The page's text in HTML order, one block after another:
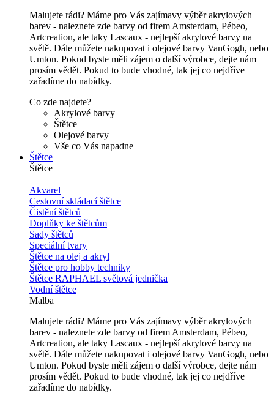
Malujete rádi? Máme pro Vás zajímavy výběr akrylových
barev - naleznete zde barvy od firem Amsterdam, Pébeo,
Artcreation, ale taky Lascaux - nejlepší akrylové barvy na
světě. Dále můžete nakupovat i olejové barvy VanGogh, nebo
Umton. Pokud byste měli zájem o další výrobce, dejte nám
prosím vědět. Pokud to bude vhodné, tak jej co nejdříve
zařadíme do nabídky.
Co zde najdete?
Akrylové barvy
Štětce
Olejové barvy
Vše co Vás napadne
Štětce
Štětce
Akvarel
Cestovní skládací štětce
Čistění štětců
Doplňky ke štětcům
Sady štětců
Speciální tvary
Štětce na olej a akryl
Štětce pro hobby techniky
Štětce RAPHAEL světová jednička
Vodní štětce
Malba
Malujete rádi? Máme pro Vás zajímavy výběr akrylových
barev - naleznete zde barvy od firem Amsterdam, Pébeo,
Artcreation, ale taky Lascaux - nejlepší akrylové barvy na
světě. Dále můžete nakupovat i olejové barvy VanGogh, nebo
Umton. Pokud byste měli zájem o další výrobce, dejte nám
prosím vědět. Pokud to bude vhodné, tak jej co nejdříve
zařadíme do nabídky.